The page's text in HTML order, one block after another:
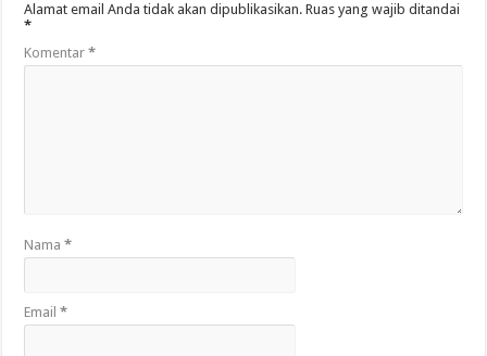
Alamat email Anda tidak akan dipublikasikan. Ruas yang wajib ditandai
*
Komentar*
Nama*
Email*